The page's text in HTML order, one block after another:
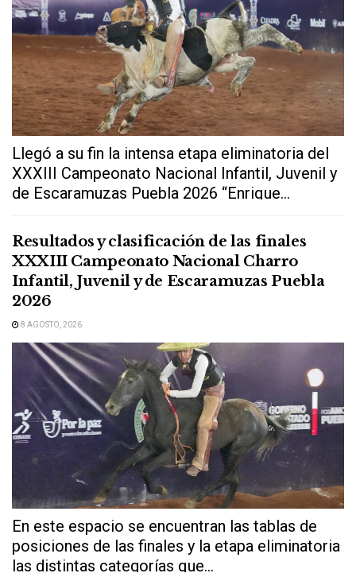
Llegó a su fin la intensa etapa eliminatoria del
XXXIII Campeonato Nacional Infantil, Juvenil y
de Escaramuzas Puebla 2026 “Enrique...
Resultados y clasificación de las finales
XXXIII Campeonato Nacional Charro
Infantil, Juvenil y de Escaramuzas Puebla
2026
8 AGOSTO, 2026
En este espacio se encuentran las tablas de
posiciones de las finales y la etapa eliminatoria
las distintas categorías que...